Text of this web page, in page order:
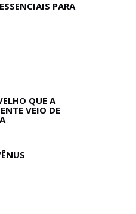
PARA
QUE A
VEIO DE